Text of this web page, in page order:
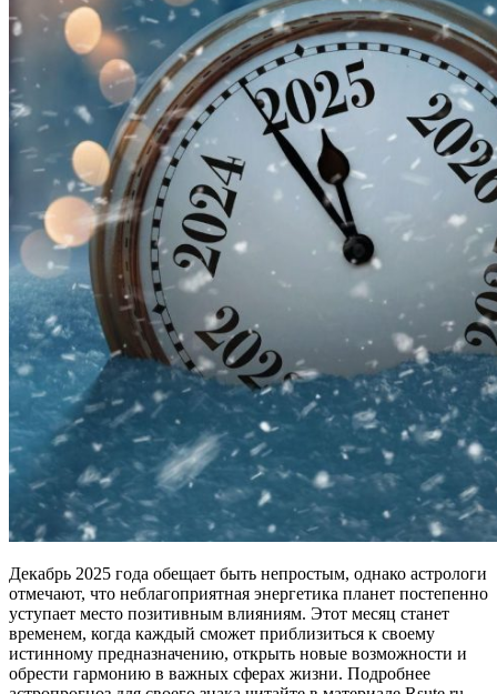
Декабрь 2025 года обещает быть непростым, однако астрологи
отмечают, что неблагоприятная энергетика планет постепенно
уступает место позитивным влияниям. Этот месяц станет
временем, когда каждый сможет приблизиться к своему
истинному предназначению, открыть новые возможности и
обрести гармонию в важных сферах жизни. Подробнее